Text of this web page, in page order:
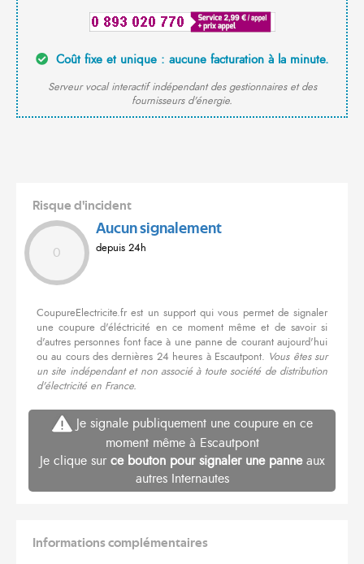
Coût fixe et unique : aucune facturation à la minute.
Serveur vocal interactif indépendant des gestionnaires et des
fournisseurs d'énergie.
Risque d'incident
0
Aucun signalement
depuis 24h
CoupureElectricite.fr est un support qui vous permet de signaler
une coupure d'éléctricité en ce moment même et de savoir si
d'autres personnes font face à une panne de courant aujourd'hui
ou au cours des dernières 24 heures à Escautpont. Vous êtes sur
un site indépendant et non associé à toute société de distribution
d'électricité en France.
Je signale publiquement une coupure en ce
moment même à Escautpont
Je clique sur ce bouton pour signaler une panneaux
autres Internautes
Informations complémentaires